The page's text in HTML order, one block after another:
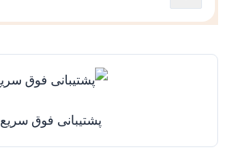
پشتیبانی فوق سریع